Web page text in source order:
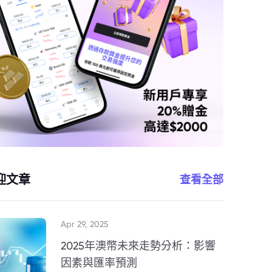
文章 查看全部
Apr 29, 2025
2025年澳幣未來走勢分析：影響
因素與匯率預測